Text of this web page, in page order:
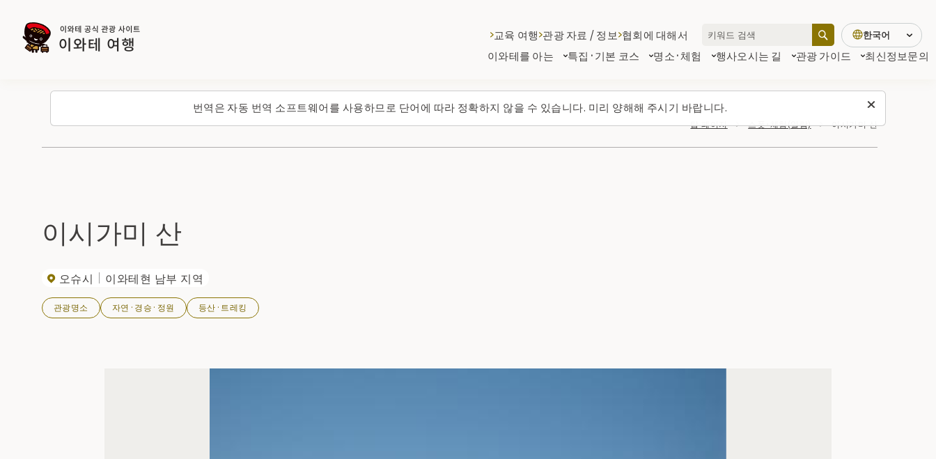
번역은 자동 번역 소프트웨어를 사용하므로 단어에 따라 정확하지 않을 수 있습니다. 미리 양해해 주시기 바랍니다.
이와테를 아는 특집·기본 코스 명소·체험 행사오시는 길 관광 가이드 최신정보문의
교육 여행 관광 자료 / 정보 협회에 대해서 한국어
탑 페이지 스폿・체험(일람) 이시가미 산
이시가미 산
오슈시 이와테현 남부 지역
관광명소 자연·경승·정원 등산·트레킹